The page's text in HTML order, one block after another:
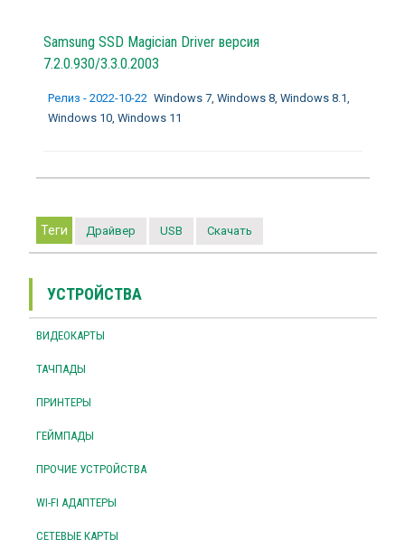
Samsung SSD Magician Driver версия
7.2.0.930/3.3.0.2003
Релиз - 2022-10-22 Windows 7, Windows 8, Windows 8.1,
Windows 10, Windows 11
Теги Драйвер USB Скачать
УСТРОЙСТВА
ВИДЕОКАРТЫ
ТАЧПАДЫ
ПРИНТЕРЫ
ГЕЙМПАДЫ
ПРОЧИЕ УСТРОЙСТВА
WI-FI АДАПТЕРЫ
СЕТЕВЫЕ КАРТЫ